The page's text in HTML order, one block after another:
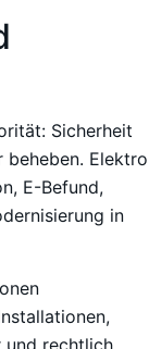
Sicherheit
beheben. Elektro
E-Befund,
in
und rechtlich